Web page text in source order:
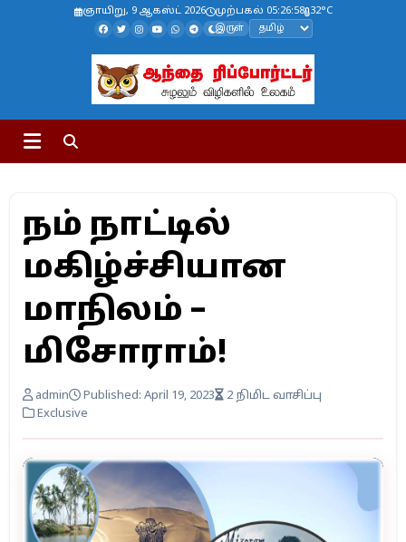
ஞாயிறு, 9 ஆகஸ்ட் 2026 முற்பகல் 05:26:59 32°C
இருள்
நம் நாட்டில்
மகிழ்ச்சியான
மாநிலம் –
மிசோராம்!
admin Published: April 19, 2023
2 நிமிட வாசிப்பு
Exclusive